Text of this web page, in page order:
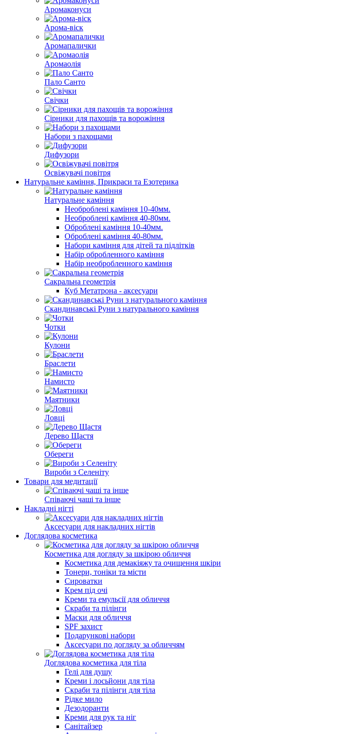
Аромаконуси
Арома-віск
Аромапалички
Аромаолія
Пало Санто
Свічки
Сірники для пахощів та ворожіння
Набори з пахощами
Дифузори
Освіжувачі повітря
Натуральне каміння, Прикраси та Езотерика
Натуральне каміння
Необроблені каміння 10-40мм.
Необроблені каміння 40-80мм.
Оброблені каміння 10-40мм.
Оброблені каміння 40-80мм.
Набори каміння для дітей та підлітків
Набір обробленного каміння
Набір необробленного каміння
Сакральна геометрія
Куб Метатрона - аксесуари
Скандинавські Руни з натурального каміння
Чотки
Кулони
Браслети
Намисто
Маятники
Ловці
Дерево Щастя
Обереги
Вироби з Селеніту
Товари для медитації
Співаючі чаші та інше
Накладні нігті
Аксесуари для накладних нігтів
Доглядова косметика
Косметика для догляду за шкірою обличчя
Косметика для демакіяжу та очищення шкіри
Тонери, тоніки та місти
Сироватки
Крем під очі
Креми та емульсії для обличчя
Скраби та пілінги
Маски для обличчя
SPF захист
Подарункові набори
Аксесуари по догляду за обличчям
Доглядова косметика для тіла
Гелі для душу
Креми і лосьйони для тіла
Скраби та пілінги для тіла
Рідке мило
Дезодоранти
Креми для рук та ніг
Санітайзер